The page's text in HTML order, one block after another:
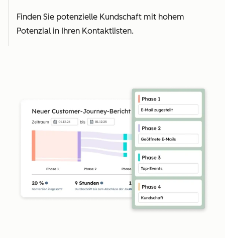
Finden Sie potenzielle Kundschaft mit hohem
Potenzial in Ihren Kontaktlisten.